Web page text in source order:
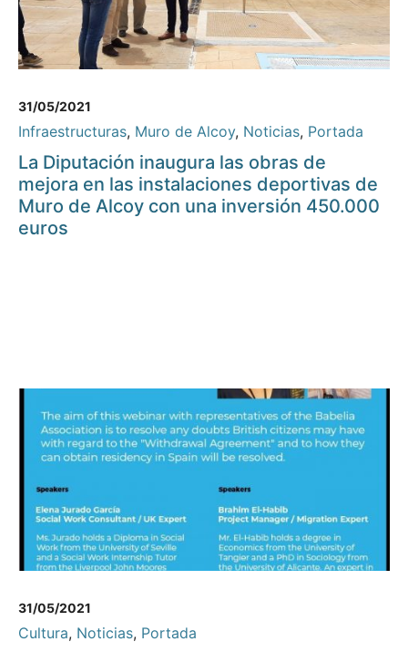
31/05/2021
Infraestructuras, Muro de Alcoy, Noticias, Portada
La Diputación inaugura las obras de
mejora en las instalaciones deportivas de
Muro de Alcoy con una inversión 450.000
euros
31/05/2021
Cultura, Noticias, Portada